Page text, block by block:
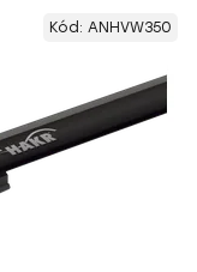
Kód: ANHVW350